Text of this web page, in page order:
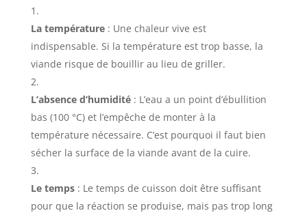
La température: Une chaleur vive est
indispensable. Si la température est trop basse, la
viande risque de bouillir au lieu de griller.
L’absence d’humidité: L’eau a un point d’ébullition
bas (100 °C) et l’empêche de monter à la
température nécessaire. C’est pourquoi il faut bien
sécher la surface de la viande avant de la cuire.
Le temps: Le temps de cuisson doit être suffisant
pour que la réaction se produise, mais pas trop long